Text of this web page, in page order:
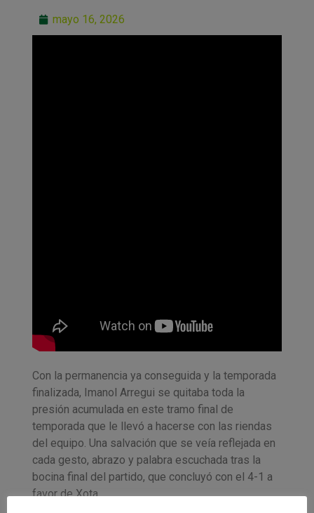
mayo 16, 2026
Con la permanencia ya conseguida y la temporada
finalizada, Imanol Arregui se quitaba toda la
presión acumulada en este tramo final de
temporada que le llevó a hacerse con las riendas
del equipo. Una salvación que se veía reflejada en
cada gesto, abrazo y palabra escuchada tras la
bocina final del partido, que concluyó con el 4-1 a
favor de Xota.